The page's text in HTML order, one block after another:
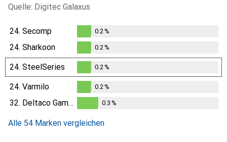
Quelle: Digitec Galaxus
24. Secomp
0.2%
0.2 %
24. Sharkoon
0.2%
0.2 %
24. SteelSeries
0.2%
0.2 %
24. Varmilo
0.2%
0.2 %
32. Deltaco Gaming 0.3 %
Alle 54 Marken vergleichen